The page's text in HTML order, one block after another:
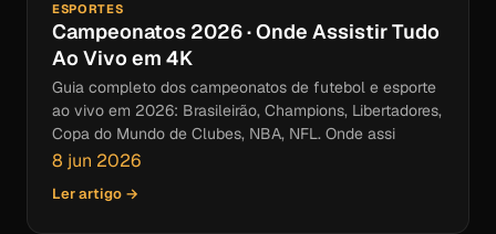
ESPORTES
Campeonatos 2026 · Onde Assistir Tudo
Ao Vivo em 4K
Guia completo dos campeonatos de futebol e esporte
ao vivo em 2026: Brasileirão, Champions, Libertadores,
Copa do Mundo de Clubes, NBA, NFL. Onde assi
8 jun 2026
Ler artigo →